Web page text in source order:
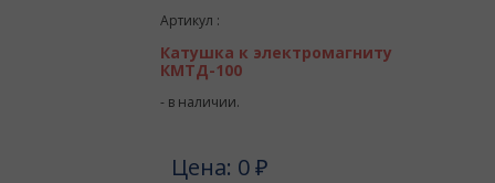
Артикул :
Катушка к электромагниту
КМТД-100
- в наличии.
Цена: 0 ₽